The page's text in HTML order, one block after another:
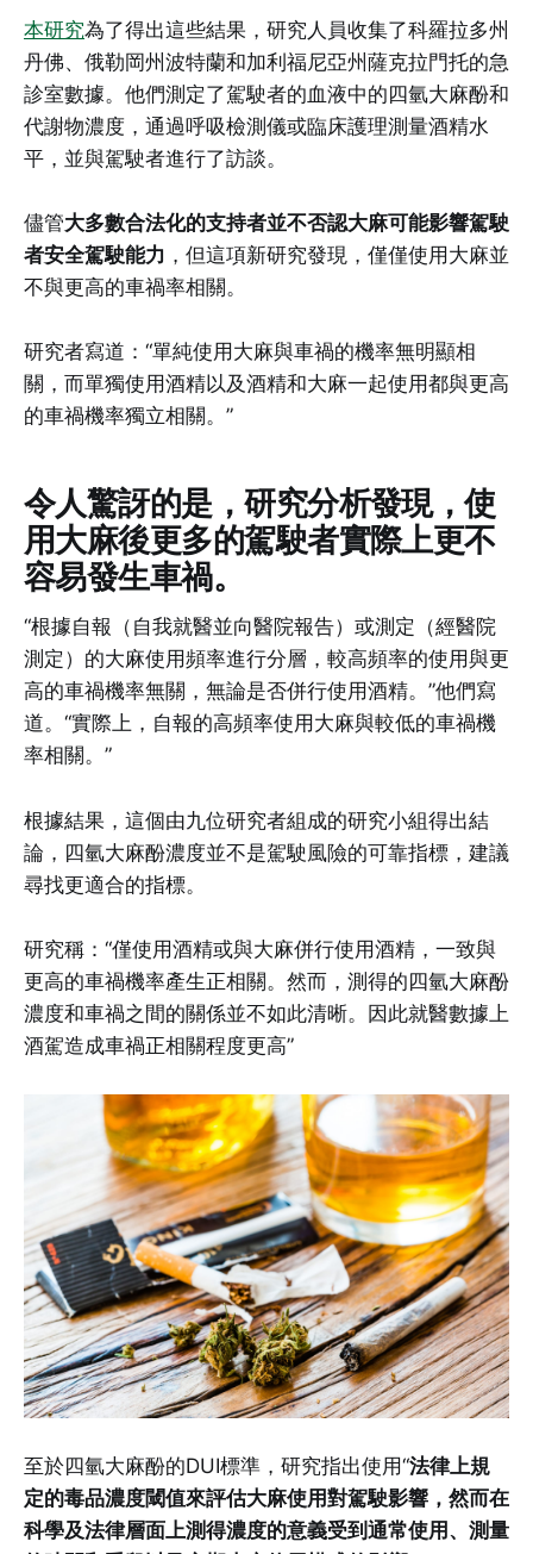
本研究為了得出這些結果，研究人員收集了科羅拉多州
丹佛、俄勒岡州波特蘭和加利福尼亞州薩克拉門托的急
診室數據。他們測定了駕駛者的血液中的四氫大麻酚和
代謝物濃度，通過呼吸檢測儀或臨床護理測量酒精水
平，並與駕駛者進行了訪談。
儘管大多數合法化的支持者並不否認大麻可能影響駕駛
者安全駕駛能力 ，但這項新研究發現，僅僅使用大麻並
不與更高的車禍率相關。
研究者寫道：“單純使用大麻與車禍的機率無明顯相
關，而單獨使用酒精以及酒精和大麻一起使用都與更高
的車禍機率獨立相關。”
令人驚訝的是，研究分析發現，使
用大麻後更多的駕駛者實際上更不
容易發生車禍。
“根據自報（自我就醫並向醫院報告）或測定（經醫院
測定）的大麻使用頻率進行分層，較高頻率的使用與更
高的車禍機率無關，無論是否併行使用酒精。”他們寫
道。“實際上，自報的高頻率使用大麻與較低的車禍機
率相關。”
根據結果，這個由九位研究者組成的研究小組得出結
論，四氫大麻酚濃度並不是駕駛風險的可靠指標，建議
尋找更適合的指標。
研究稱：“僅使用酒精或與大麻併行使用酒精，一致與
更高的車禍機率產生正相關。然而，測得的四氫大麻酚
濃度和車禍之間的關係並不如此清晰。因此就醫數據上
酒駕造成車禍正相關程度更高”
至於四氫大麻酚的DUI標準，研究指出使用“法律上規
定的毒品濃度閾值來評估大麻使用對駕駛影響，然而在
科學及法律層面上測得濃度的意義受到通常使用、測量